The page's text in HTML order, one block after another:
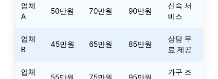
업체
A
50만원 70만원 90만원
신속 서
비스
업체
B
45만원 65만원 85만원
상담 무
료 제공
업체
가구 조